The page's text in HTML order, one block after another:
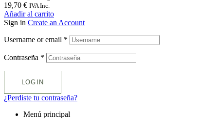
19,70 € IVA Inc.
Añadir al carrito
Sign in Create an Account
Username or email *
Contraseña *
LOGIN
¿Perdiste tu contraseña?
Menú principal